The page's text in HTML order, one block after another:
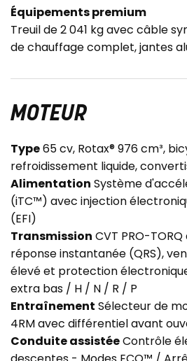
Équipements premium
Treuil de 2 041 kg avec câble
de chauffage complet, jantes
MOTEUR
Type65 cv, Rotax® 976 cm³,
refroidissement liquide,
Alimentation Système
(iTC™) avec injection
(EFI)
Transmission CVT PRO-
réponse instantanée (QRS),
élevé et protection
extra bas / H / N / R / P
Entraînement Sélecteur de
4RM avec différentiel avant
Conduite assistéeContrôle